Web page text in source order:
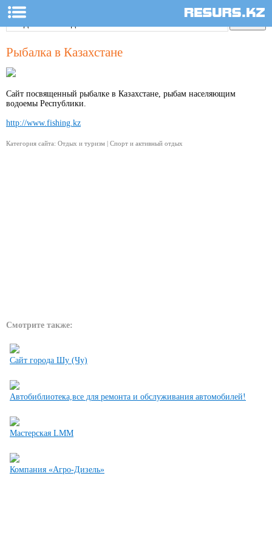
Рыбалка в Казахстане
Сайт посвященный рыбалке в Казахстане, рыбам населяющим
водоемы Республики.
http://www.fishing.kz
Категория сайта: Отдых и туризм | Спорт и активный отдых
Смотрите также:
Сайт города Шу (Чу)
Автобиблиотека,все для ремонта и обслуживания автомобилей!
Мастерская LMM
Компания «Агро-Дизель»